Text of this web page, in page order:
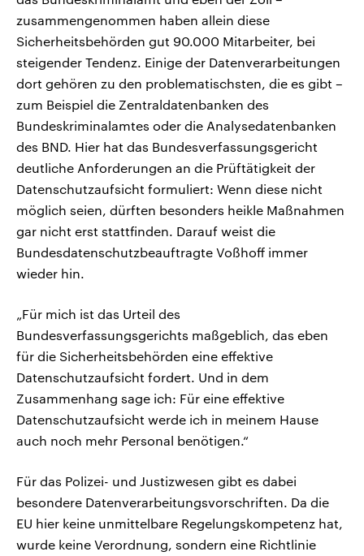
zusammengenommen haben allein diese
Sicherheitsbehörden gut 90.000 Mitarbeiter, bei
steigender Tendenz. Einige der Datenverarbeitungen
dort gehören zu den problematischsten, die es gibt –
zum Beispiel die Zentraldatenbanken des
Bundeskriminalamtes oder die Analysedatenbanken
des BND. Hier hat das Bundesverfassungsgericht
deutliche Anforderungen an die Prüftätigkeit der
Datenschutzaufsicht formuliert: Wenn diese nicht
möglich seien, dürften besonders heikle Maßnahmen
gar nicht erst stattfinden. Darauf weist die
Bundesdatenschutzbeauftragte Voßhoff immer
wieder hin.
„Für mich ist das Urteil des
Bundesverfassungsgerichts maßgeblich, das eben
für die Sicherheitsbehörden eine effektive
Datenschutzaufsicht fordert. Und in dem
Zusammenhang sage ich: Für eine effektive
Datenschutzaufsicht werde ich in meinem Hause
auch noch mehr Personal benötigen.“
Für das Polizei- und Justizwesen gibt es dabei
besondere Datenverarbeitungsvorschriften. Da die
EU hier keine unmittelbare Regelungskompetenz hat,
wurde keine Verordnung, sondern eine Richtlinie